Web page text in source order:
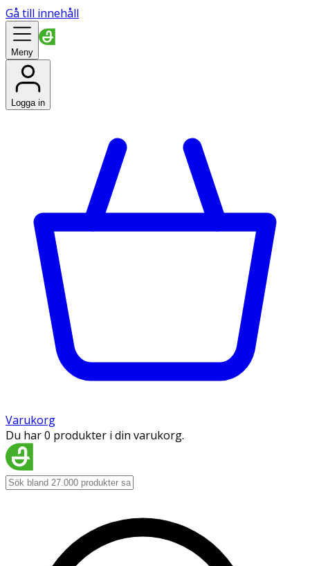
Gå till innehåll
Meny
Logga in
Varukorg
Du har 0 produkter i din varukorg.